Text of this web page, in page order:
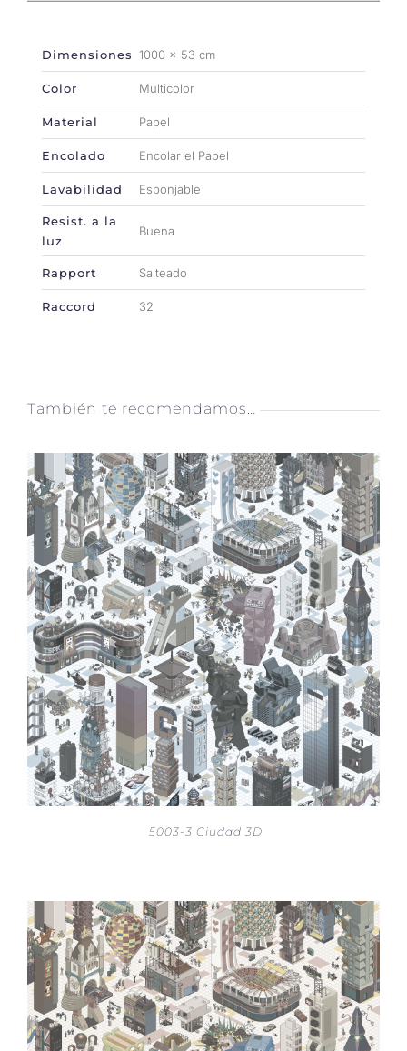
Dimensiones 1000 × 53 cm
Color Multicolor
Material Papel
Encolado Encolar el Papel
Lavabilidad Esponjable
Resist. a la
luz
Buena
Rapport Salteado
Raccord 32
También te recomendamos…
5003-3 Ciudad 3D